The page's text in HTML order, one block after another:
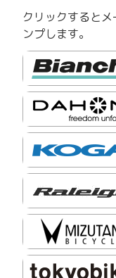
クリックすると
ンプします。